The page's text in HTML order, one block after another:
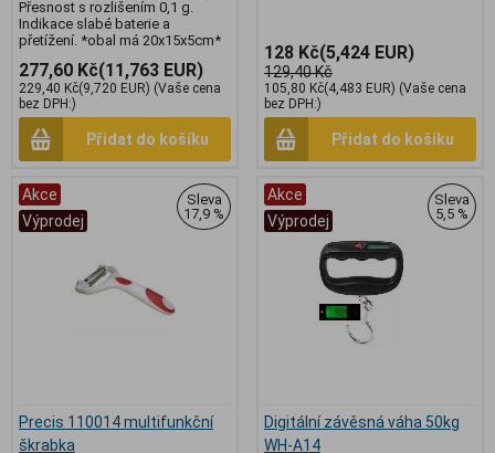
Přesnost s rozlišením 0,1 g.
Indikace slabé baterie a
přetížení. *obal má 20x15x5cm*
277,60 Kč(11,763 EUR)
229,40 Kč(9,720 EUR) (Vaše cena
bez DPH:)
Přidat do košíku
128 Kč(5,424 EUR)
129,40 Kč
105,80 Kč(4,483 EUR) (Vaše cena
bez DPH:)
Přidat do košíku
Akce
Výprodej
Sleva
17,9 %
Precis 110014 multifunkční
škrabka
Akce
Výprodej
Sleva
5,5 %
Digitální závěsná váha 50kg
WH-A14